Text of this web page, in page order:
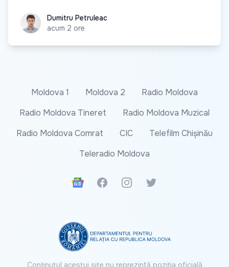
Dumitru Petruleac
Dumitru Petruleac
acum 2 ore
Moldova 1 Moldova 2
Radio Moldova
Radio Moldova Tineret
Radio Moldova Muzical
Radio Moldova Comrat
CIC
Telefilm Chișinău
Teleradio Moldova
Google News
FacebookInstagramTwitter
Conținutul acestui site nu reprezintă poziția oficială